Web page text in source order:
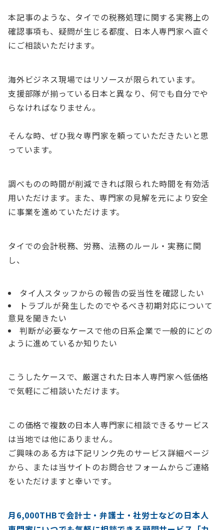
本記事のような、タイでの税務処理に関する実務上の
確認事項も、疑問が生じる都度、日本人専門家へ直ぐ
にご相談いただけます。
海外ビジネス現場ではリソースが限られています。
支援部隊が揃っている日本と異なり、何でも自分でや
らなければなりません。
そんな時、ぜひ我々専門家を頼っていただきたいと思
っています。
調べものの時間が削減できれば限られた時間を有効活
用いただけます。また、 専門家の見解を元により安全
に事業を進めていただけます。
タイでの会計税務、労務、法務のルール・実務に関
し、
タイ人スタッフからの報告の妥当性を確認したい
トラブルが発生したのでやるべき初期対応について
意見を聞きたい
判断が必要なケースで他の日系企業で一般的にどの
ように進めているか知りたい
こうしたケースで、厳選された日本人専門家へ低価格
で気軽にご相談いただけます。
この価格で複数の日本人専門家に相談できるサービス
は当地では他にありません。
ご興味のある方は下記リンク先のサービス詳細ページ
から、または当サイトのお問合せフォームからご連絡
をいただけますと幸いです。
月6,000THBで会計士・弁護士・社労士などの日本人